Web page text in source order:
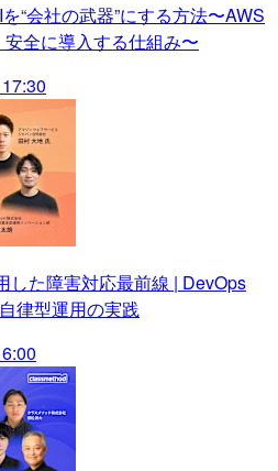
“会社の武器”にする方法〜AWS
全に導入する仕組み〜
した障害対応最前線 | DevOps
律型運用の実践